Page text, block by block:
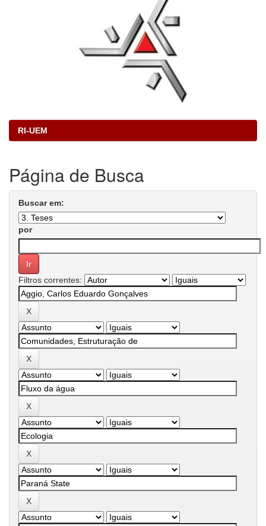
RI-UEM
Página de Busca
Buscar em:
por
Filtros correntes: